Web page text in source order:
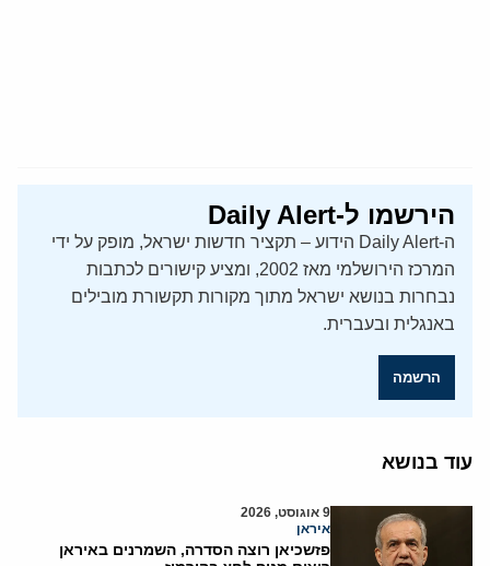
הירשמו ל-Daily Alert
ה-Daily Alert הידוע – תקציר חדשות ישראל, מופק על ידי
המרכז הירושלמי מאז 2002, ומציע קישורים לכתבות
נבחרות בנושא ישראל מתוך מקורות תקשורת מובילים
באנגלית ובעברית.
הרשמה
עוד בנושא
9 אוגוסט, 2026
איראן
פזשכיאן רוצה הסדרה, השמרנים באיראן